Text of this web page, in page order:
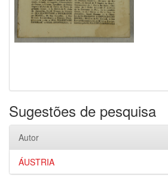
Sugestões de pesquisa
Autor
ÁUSTRIA